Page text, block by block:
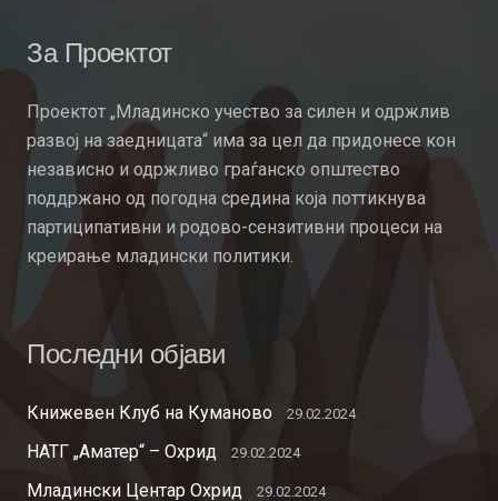
За Проектот
Проектот „Младинско учество за силен и одржлив
развој на заедницата“ има за цел да придонесе кон
независно и одржливо граѓанско општество
поддржано од погодна средина која поттикнува
партиципативни и родово-сензитивни процеси на
креирање младински политики.
Последни објави
Книжевен Клуб на Куманово 29.02.2024
НАТГ „Аматер“ – Охрид 29.02.2024
Младински Центар Охрид 29.02.2024